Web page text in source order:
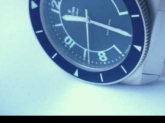
ร่วมงานกับเรา